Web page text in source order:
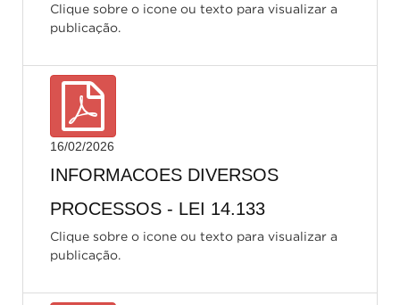
Clique sobre o icone ou texto para visualizar a
publicação.
16/02/2026
INFORMACOES DIVERSOS
PROCESSOS - LEI 14.133
Clique sobre o icone ou texto para visualizar a
publicação.